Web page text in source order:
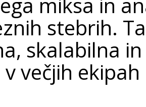
stebrih.
skalabilna
v večjih